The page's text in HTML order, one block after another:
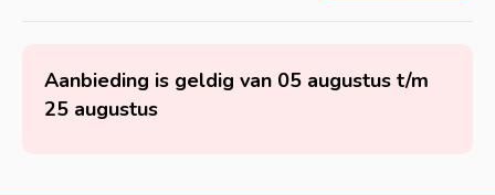
Aanbieding is geldig van 05 augustus t/m
25 augustus